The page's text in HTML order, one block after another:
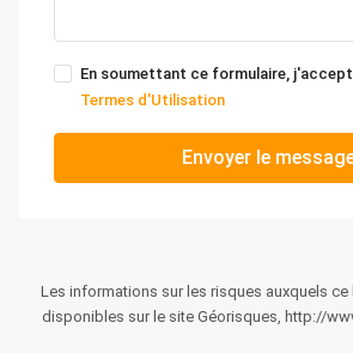
En soumettant ce formulaire,
Termes d'Utilisation
Envoyer le
Les informations sur les risques auxquels
disponibles sur le site Géorisques, http://